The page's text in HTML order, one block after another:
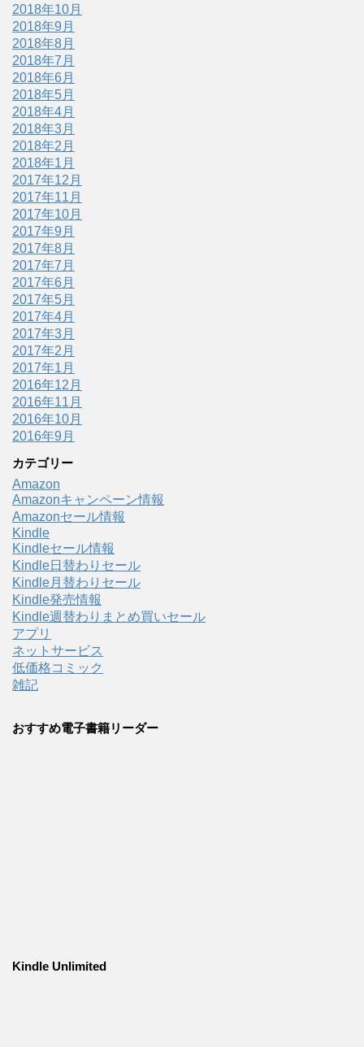
2018年10月
2018年9月
2018年8月
2018年7月
2018年6月
2018年5月
2018年4月
2018年3月
2018年2月
2018年1月
2017年12月
2017年11月
2017年10月
2017年9月
2017年8月
2017年7月
2017年6月
2017年5月
2017年4月
2017年3月
2017年2月
2017年1月
2016年12月
2016年11月
2016年10月
2016年9月
カテゴリー
Amazon
Amazonキャンペーン情報
Amazonセール情報
Kindle
Kindleセール情報
Kindle日替わりセール
Kindle月替わりセール
Kindle発売情報
Kindle週替わりまとめ買いセール
アプリ
ネットサービス
低価格コミック
雑記
おすすめ電子書籍リーダー
Kindle Unlimited